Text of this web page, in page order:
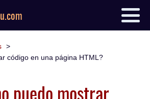
código en una página HTML?
puedo mostrar